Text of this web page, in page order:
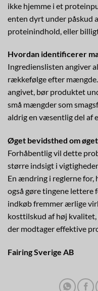
ikke hjemme i et
enten dyrt under påskud
proteinindhold, eller
Hvordan identificerer
Ingredienslisten angiver
rækkefølge efter
angivet, bør produktet
små mængder som
aldrig en væsentlig del af
Øget bevidsthed om
Forhåbentlig vil dette
større indsigt i
En ændring i reglerne for,
også gøre tingene
indkøb fremmer ærlige
kosttilskud af høj
der modtager effektive
Fairing Sverige AB